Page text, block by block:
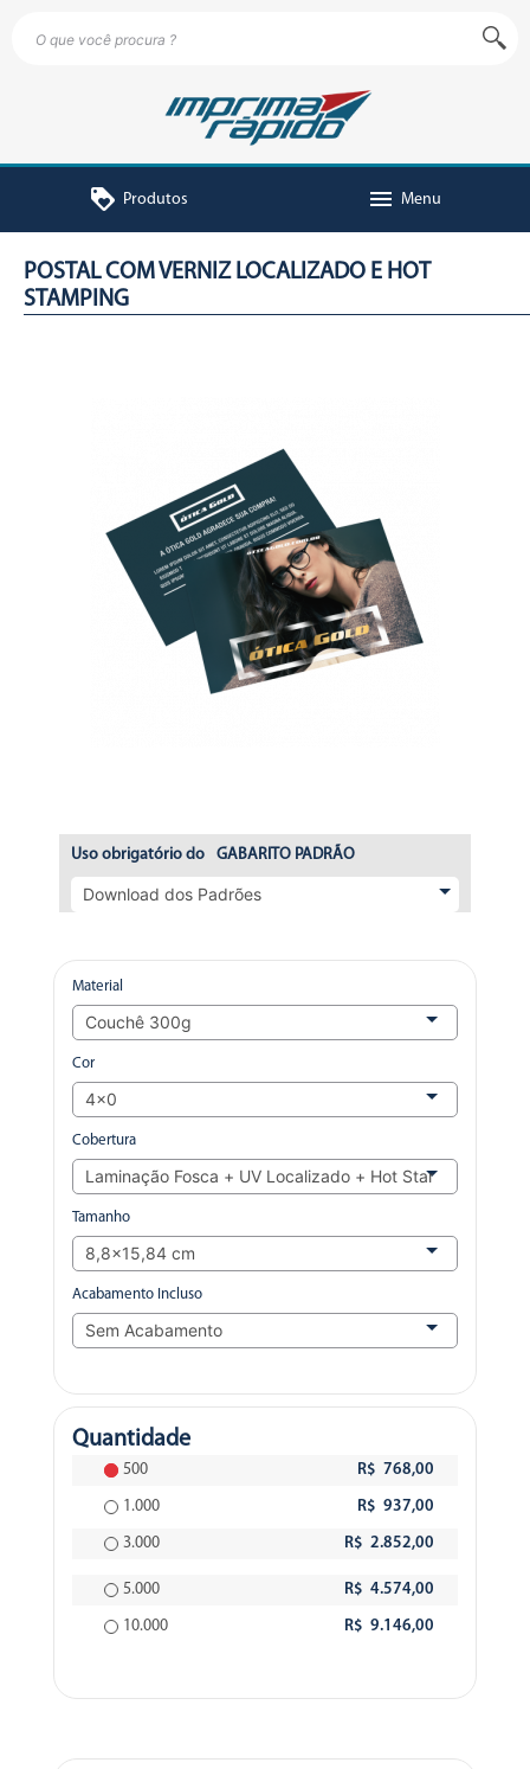
loyalty Produtos menu Menu
POSTAL COM VERNIZ LOCALIZADO E HOT
STAMPING
Uso obrigatório do GABARITO PADRÃO
Material
Cor
Cobertura
Tamanho
Acabamento Incluso
Quantidade
500 R$ 768,00
1.000 R$ 937,00
3.000 R$ 2.852,00
5.000 R$ 4.574,00
10.000 R$ 9.146,00